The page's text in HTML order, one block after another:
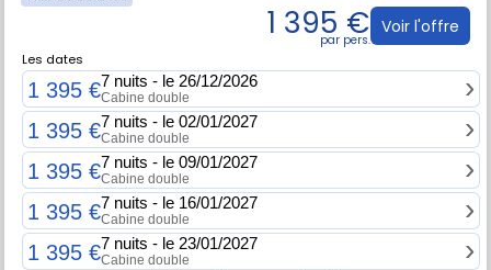
1 395 € Voir l'offre
Les dates
1 395 €7 nuits - le 26/12/2026
Cabine double
1 395 €7 nuits - le 02/01/2027
Cabine double
1 395 €7 nuits - le 09/01/2027
Cabine double
1 395 €7 nuits - le 16/01/2027
Cabine double
1 395 €7 nuits - le 23/01/2027
Cabine double